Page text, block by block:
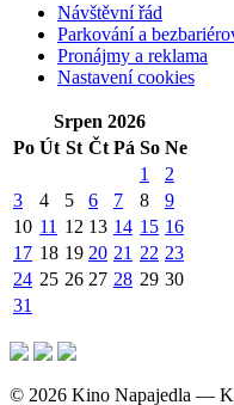
Návštěvní řád
Parkování a
Pronájmy a reklama
Nastavení cookies
Srpen 2026
Po Út St Čt Pá So Ne
1
2
3
4 5 6 7 8
9
10 11 12 13 14 15 16
17 18 19 20 21 22 23
24 25 26 27 28 29 30
31
© 2026 Kino Napajedla —